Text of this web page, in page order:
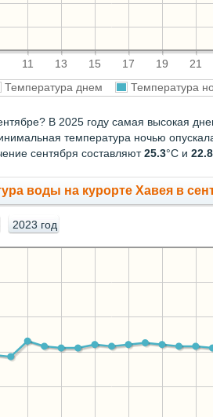
11 13 15 17 19 21
Температура днем Температура
В 2025 году самая высокая
температура ночью
сентября составляют25.3°С и 22.8
воды на курорте Хавея в
2023 год